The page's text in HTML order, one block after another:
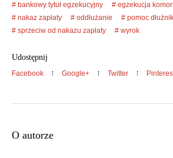
bankowy tytuł egzekucyjny
egzekucja
nakaz zapłaty
oddłużanie
pomoc
sprzeciw od nakazu zapłaty
wyrok
Udostępnij
Facebook Google+ Twitter
O autorze